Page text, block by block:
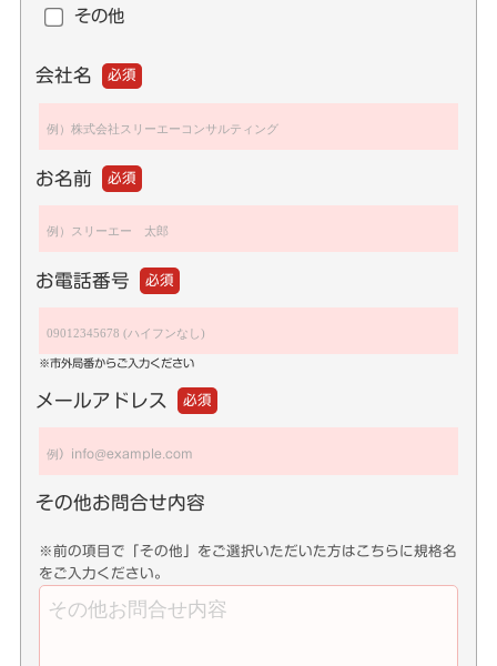
その他
会社名 必須
お名前 必須
お電話番号 必須
※市外局番からご入力ください
メールアドレス 必須
その他お問合せ内容
※前の項目で「その他」をご選択いただいた方はこちらに規格名
をご入力ください。